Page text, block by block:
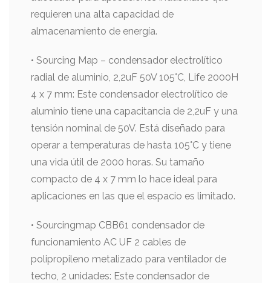
requieren una alta capacidad de
almacenamiento de energía.
• Sourcing Map – condensador electrolítico
radial de aluminio, 2,2uF 50V 105°C, Life 2000H
4 x 7 mm: Este condensador electrolítico de
aluminio tiene una capacitancia de 2,2uF y una
tensión nominal de 50V. Está diseñado para
operar a temperaturas de hasta 105°C y tiene
una vida útil de 2000 horas. Su tamaño
compacto de 4 x 7 mm lo hace ideal para
aplicaciones en las que el espacio es limitado.
• Sourcingmap CBB61 condensador de
funcionamiento AC UF 2 cables de
polipropileno metalizado para ventilador de
techo, 2 unidades: Este condensador de